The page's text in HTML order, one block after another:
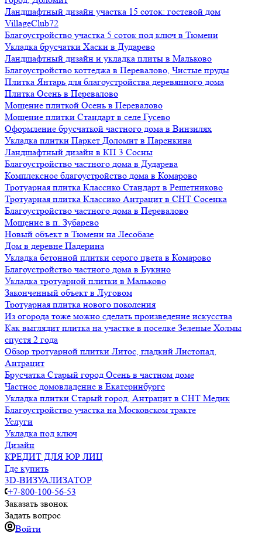
Ландшафтный дизайн участка 15 соток: гостевой дом
VillageClub72
Благоустройство участка 5 соток под ключ в Тюмени
Укладка брусчатки Хаски в Дударево
Ландшафтный дизайн и укладка плиты в Мальково
Благоустройство коттеджа в Перевалово, Чистые пруды
Плитка Янтарь для благоустройства деревянного дома
Плитка Осень в Перевалово
Мощение плиткой Осень в Перевалово
Мощение плитки Стандарт в селе Гусево
Оформление брусчаткой частного дома в Винзилях
Укладка плитки Паркет Доломит в Паренкина
Ландшафтный дизайн в КП 3 Сосны
Благоустройство частного дома в Дударева
Комплексное благоустройство дома в Комарово
Тротуарная плитка Классико Стандарт в Решетниково
Тротуарная плитка Классико Антрацит в СНТ Сосенка
Благоустройство частного дома в Перевалово
Мощение в п. Зубарево
Новый объект в Тюмени на Лесобазе
Дом в деревне Падерина
Укладка бетонной плитки серого цвета в Комарово
Благоустройство частного дома в Букино
Укладка тротуарной плитки в Мальково
Законченный объект в Луговом
Тротуарная плитка нового поколения
Из огорода тоже можно сделать произведение искусства
Как выглядит плитка на участке в поселке Зеленые Холмы
спустя 2 года
Обзор тротуарной плитки Литос, гладкий Листопад,
Антрацит
Брусчатка Старый город Осень в частном доме
Частное домовладение в Екатеринбурге
Укладка плитки Старый город, Антрацит в СНТ Медик
Благоустройство участка на Московском тракте
Услуги
Укладка под ключ
Дизайн
КРЕДИТ ДЛЯ ЮР ЛИЦ
Где купить
3D-ВИЗУАЛИЗАТОР
+7-800-100-56-53
Заказать звонок
Задать вопрос
Войти